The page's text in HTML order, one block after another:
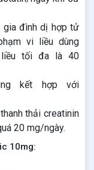
gia đình dị hợp tử
vi liều dùng
liều tối đa là 40
kết hợp với
thải creatinin
20 mg/ngày.
10mg: